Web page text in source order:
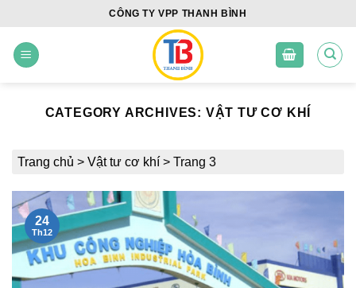
content
CÔNG TY VPP THANH BÌNH
CATEGORY ARCHIVES: VẬT TƯ CƠ KHÍ
Trang chủ > Vật tư cơ khí > Trang 3
24
Th12